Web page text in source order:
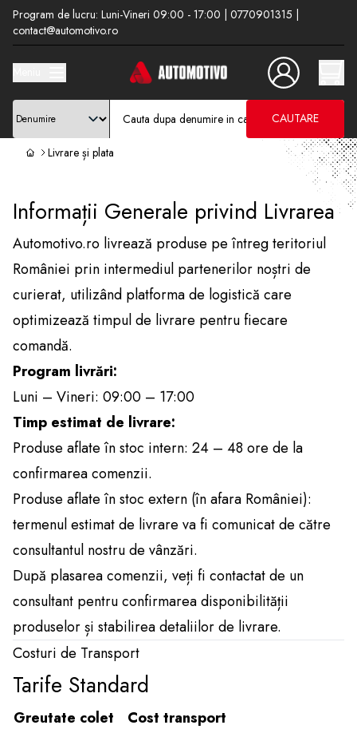
Program de lucru: Luni-Vineri 09:00 - 17:00 | 0770901315 |
contact@automotivo.ro
CAUTARE
Livrare și plata
Informații Generale privind Livrarea
Automotivo.ro livrează produse pe întreg teritoriul
României prin intermediul partenerilor noștri de
curierat, utilizând platforma de logistică care
optimizează timpul de livrare pentru fiecare
comandă.
Program livrări:
Luni – Vineri: 09:00 – 17:00
Timp estimat de livrare:
Produse aflate în stoc intern: 24 – 48 ore de la
confirmarea comenzii.
Produse aflate în stoc extern (în afara României):
termenul estimat de livrare va fi comunicat de către
consultantul nostru de vânzări.
După plasarea comenzii, veți fi contactat de un
consultant pentru confirmarea disponibilității
produselor și stabilirea detaliilor de livrare.
Costuri de Transport
Tarife Standard
Greutate colet
Cost transport